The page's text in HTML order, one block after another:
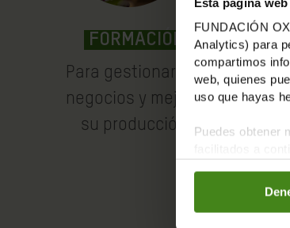
Esta página
FUNDACIÓN
Analytics) para
compartimos
web, quienes
uso que hayas
Puedes obtener
FORMACIÓN
Para gestionar sus
negocios y mejorar
su producción.